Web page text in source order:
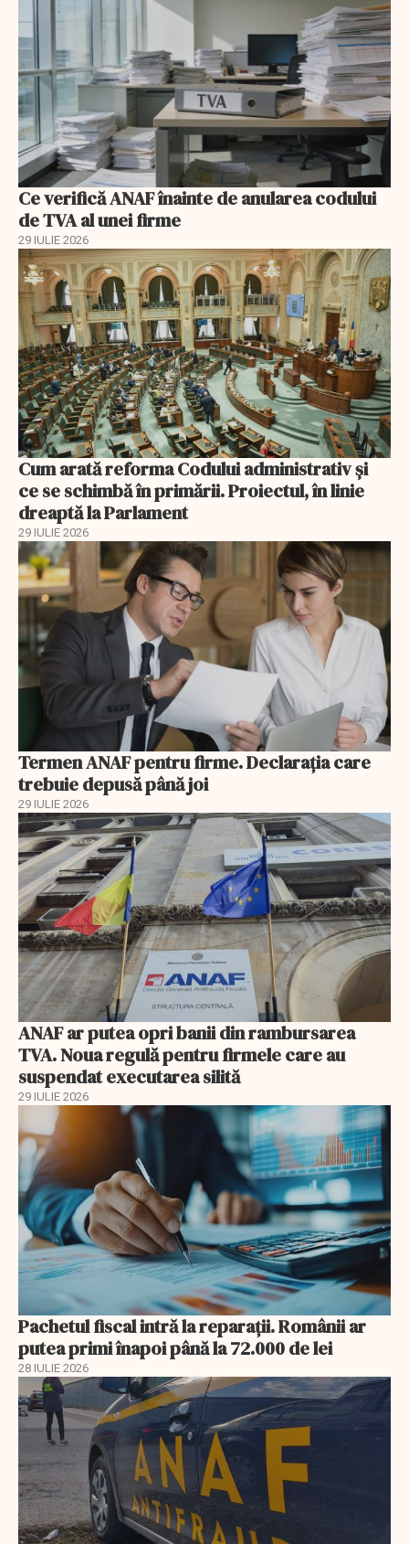
Ce verifică ANAF înainte de anularea codului
de TVA al unei firme
29 IULIE 2026
Cum arată reforma Codului administrativ și
ce se schimbă în primării. Proiectul, în linie
dreaptă la Parlament
29 IULIE 2026
Termen ANAF pentru firme. Declarația care
trebuie depusă până joi
29 IULIE 2026
ANAF ar putea opri banii din rambursarea
TVA. Noua regulă pentru firmele care au
suspendat executarea silită
29 IULIE 2026
Pachetul fiscal intră la reparații. Românii ar
putea primi înapoi până la 72.000 de lei
28 IULIE 2026